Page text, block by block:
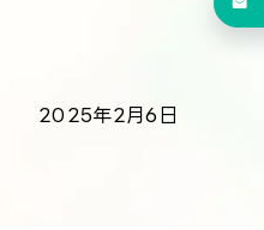
2025年2月6日